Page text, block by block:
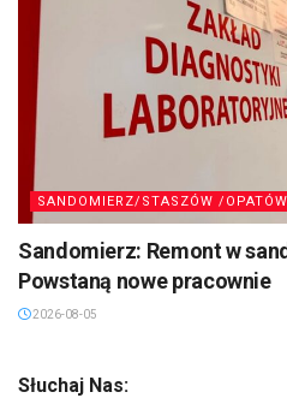
SANDOMIERZ/STASZÓW /OPATÓW
Sandomierz: Remont w
Powstaną nowe pracownie
2026-08-05
Słuchaj Nas: